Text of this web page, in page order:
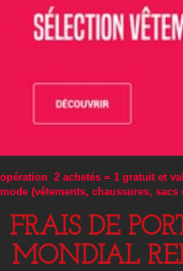
opération 2 achetés = 1 gratuit et
mode (vêtements, chaussures, sacs
FRAIS DE
MONDIAL